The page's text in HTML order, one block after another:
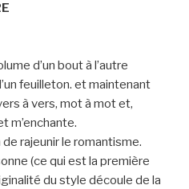
d’un bout à l’autre
feuilleton. et maintenant
à vers, mot à mot et,
m’enchante.
rajeunir le romantisme.
(ce qui est la première
du style découle de la